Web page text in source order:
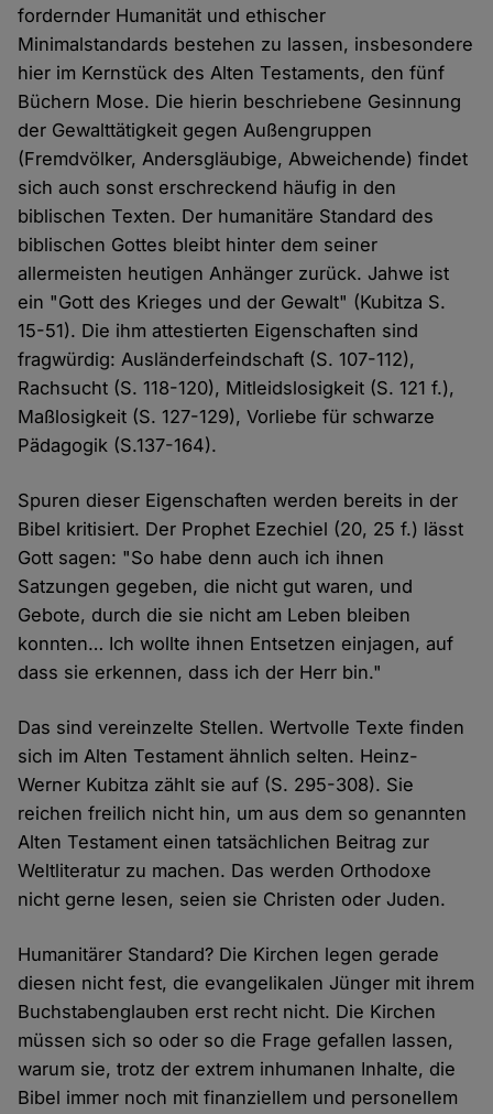
fordernder Humanität und ethischer
Minimalstandards bestehen zu lassen, insbesondere
hier im Kernstück des Alten Testaments, den fünf
Büchern Mose. Die hierin beschriebene Gesinnung
der Gewalttätigkeit gegen Außengruppen
(Fremdvölker, Andersgläubige, Abweichende) findet
sich auch sonst erschreckend häufig in den
biblischen Texten. Der humanitäre Standard des
biblischen Gottes bleibt hinter dem seiner
allermeisten heutigen Anhänger zurück. Jahwe ist
ein "Gott des Krieges und der Gewalt" (Kubitza S.
15-51). Die ihm attestierten Eigenschaften sind
fragwürdig: Ausländerfeindschaft (S. 107-112),
Rachsucht (S. 118-120), Mitleidslosigkeit (S. 121 f.),
Maßlosigkeit (S. 127-129), Vorliebe für schwarze
Pädagogik (S.137-164).
Spuren dieser Eigenschaften werden bereits in der
Bibel kritisiert. Der Prophet Ezechiel (20, 25 f.) lässt
Gott sagen: "So habe denn auch ich ihnen
Satzungen gegeben, die nicht gut waren, und
Gebote, durch die sie nicht am Leben bleiben
konnten… Ich wollte ihnen Entsetzen einjagen, auf
dass sie erkennen, dass ich der Herr bin."
Das sind vereinzelte Stellen. Wertvolle Texte finden
sich im Alten Testament ähnlich selten. Heinz-
Werner Kubitza zählt sie auf (S. 295-308). Sie
reichen freilich nicht hin, um aus dem so genannten
Alten Testament einen tatsächlichen Beitrag zur
Weltliteratur zu machen. Das werden Orthodoxe
nicht gerne lesen, seien sie Christen oder Juden.
Humanitärer Standard? Die Kirchen legen gerade
diesen nicht fest, die evangelikalen Jünger mit ihrem
Buchstabenglauben erst recht nicht. Die Kirchen
müssen sich so oder so die Frage gefallen lassen,
warum sie, trotz der extrem inhumanen Inhalte, die
Bibel immer noch mit finanziellem und personellem